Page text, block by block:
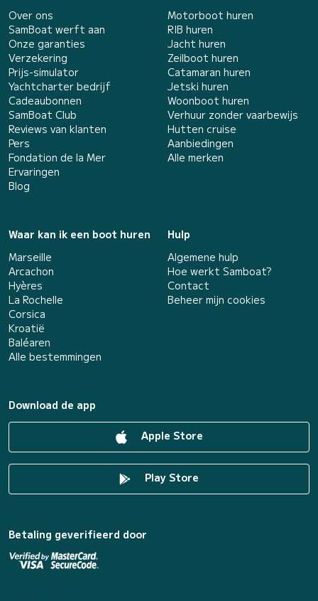
Over ons
SamBoat werft aan
Onze garanties
Verzekering
Prijs-simulator
Yachtcharter bedrijf
Cadeaubonnen
SamBoat Club
Reviews van klanten
Pers
Fondation de la Mer
Ervaringen
Blog
Motorboot huren
RIB huren
Jacht huren
Zeilboot huren
Catamaran huren
Jetski huren
Woonboot huren
Verhuur zonder vaarbewijs
Hutten cruise
Aanbiedingen
Alle merken
Waar kan ik een boot huren
Marseille
Arcachon
Hyères
La Rochelle
Corsica
Kroatië
Baléaren
Alle bestemmingen
Hulp
Algemene hulp
Hoe werkt Samboat?
Contact
Beheer mijn cookies
Download de app
Apple Store
Play Store
Betaling geverifieerd door